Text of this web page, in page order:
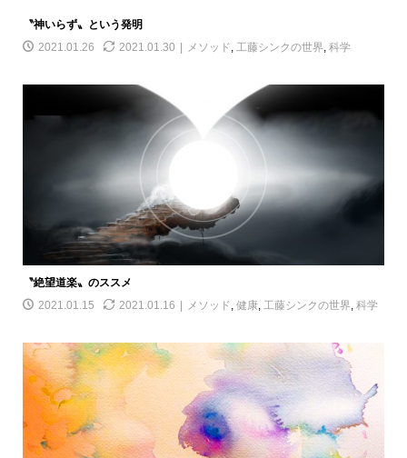
〝神いらず〟という発明
2021.01.26
2021.01.30 メソッド , 工藤シンクの世界, 科学
〝絶望道楽〟のススメ
2021.01.15
2021.01.16 メソッド , 健康, 工藤シンクの世界, 科学